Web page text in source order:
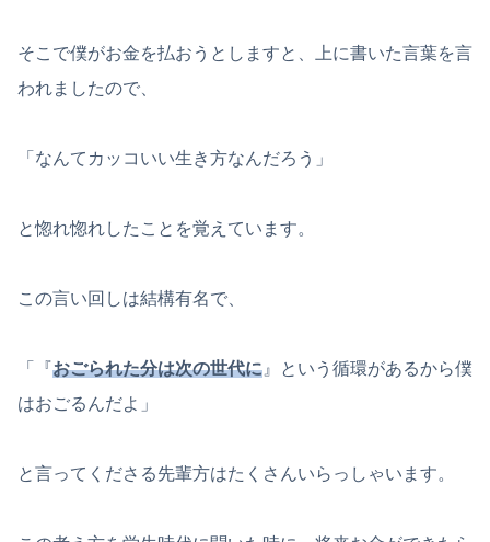
そこで僕がお金を払おうとしますと、上に書いた言葉を言
われましたので、
「なんてカッコいい生き方なんだろう」
と惚れ惚れしたことを覚えています。
この言い回しは結構有名で、
「『おごられた分は次の世代に 』という循環があるから僕
はおごるんだよ」
と言ってくださる先輩方はたくさんいらっしゃいます。